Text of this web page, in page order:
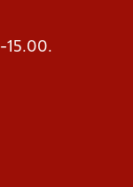
15.00.